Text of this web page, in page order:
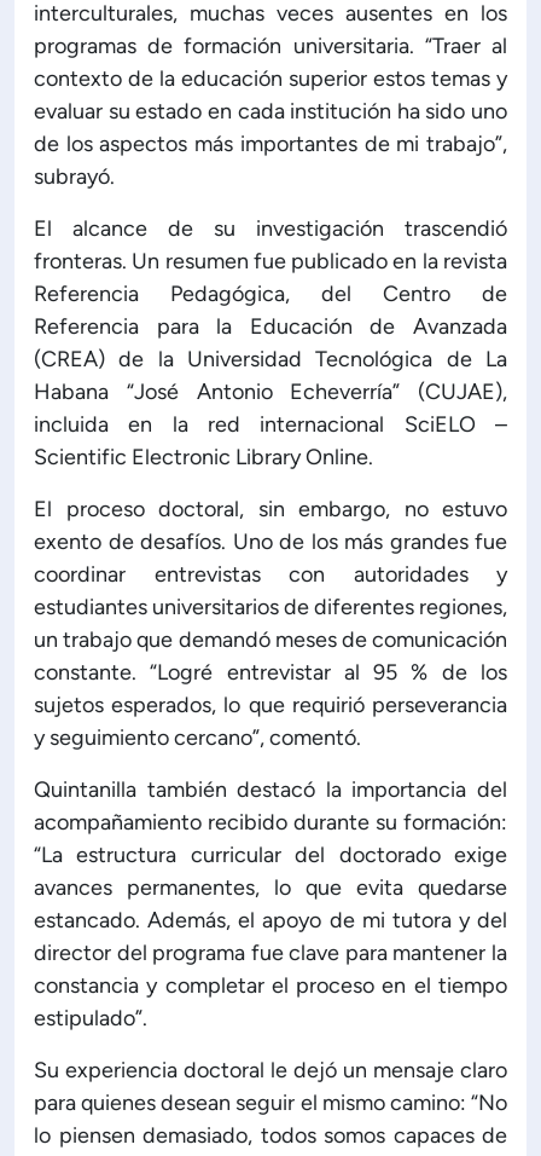
interculturales, muchas veces ausentes en los
programas de formación universitaria. “Traer al
contexto de la educación superior estos temas y
evaluar su estado en cada institución ha sido uno
de los aspectos más importantes de mi trabajo”,
subrayó.
El alcance de su investigación trascendió
fronteras. Un resumen fue publicado en la revista
Referencia Pedagógica, del Centro de
Referencia para la Educación de Avanzada
(CREA) de la Universidad Tecnológica de La
Habana “José Antonio Echeverría” (CUJAE),
incluida en la red internacional SciELO –
Scientific Electronic Library Online.
El proceso doctoral, sin embargo, no estuvo
exento de desafíos. Uno de los más grandes fue
coordinar entrevistas con autoridades y
estudiantes universitarios de diferentes regiones,
un trabajo que demandó meses de comunicación
constante. “Logré entrevistar al 95 % de los
sujetos esperados, lo que requirió perseverancia
y seguimiento cercano”, comentó.
Quintanilla también destacó la importancia del
acompañamiento recibido durante su formación:
“La estructura curricular del doctorado exige
avances permanentes, lo que evita quedarse
estancado. Además, el apoyo de mi tutora y del
director del programa fue clave para mantener la
constancia y completar el proceso en el tiempo
estipulado”.
Su experiencia doctoral le dejó un mensaje claro
para quienes desean seguir el mismo camino: “No
lo piensen demasiado, todos somos capaces de